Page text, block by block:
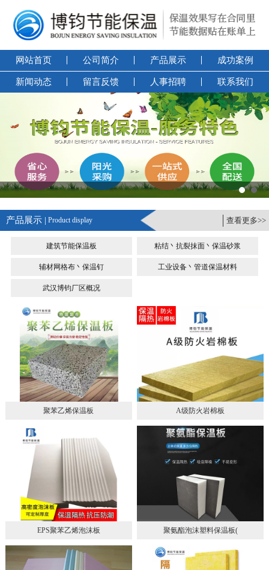
网站首页 公司简介 产品展示 成功案例
新闻动态 留言反馈 人事招聘 联系我们
产品展示 | Product display 查看更多>>
建筑节能保温板 粘结丶抗裂抹面丶保温砂浆
辅材网格布丶保温钉 工业设备丶管道保温材料
武汉博钧厂区概况
聚苯乙烯保温板 A级防火岩棉板
EPS聚苯乙烯泡沫板 聚氨酯泡沫塑料保温板(